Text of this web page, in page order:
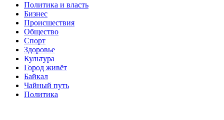
Политика и власть
Бизнес
Происшествия
Общество
Cпорт
Здоровье
Культура
Город живёт
Байкал
Чайный путь
Политика